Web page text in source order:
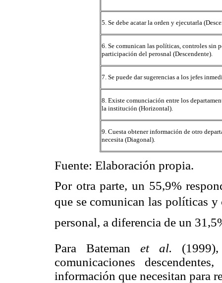
5. Se debe acatar la orden y ejecutarla
6. Se comunican las políticas, controles sin
participación del perosnal (Descendente).
7. Se puede dar sugerencias a los jefes
8. Existe comunciación entre los
la institución (Horizontal).
9. Cuesta obtener información de otro
necesita (Diagonal).
Fuente: Elaboración propia.
Por otra parte, un 55,9%
que se comunican las políticas
personal, a diferencia de un
Para Bateman et al.
comunicaciones
información que necesitan para